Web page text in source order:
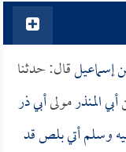
إسماعيلقال: حدثنا
أبي المنذرمولىأبي ذر
وسلم أتي بلص قد